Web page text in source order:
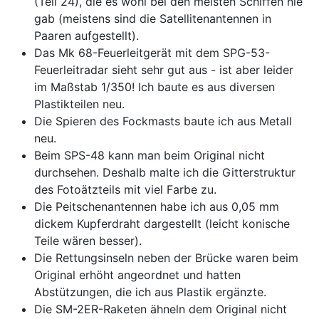
gab (meistens sind die Satellitenantennen in
Paaren aufgestellt).
Das Mk 68-Feuerleitgerät mit dem SPG-53-
Feuerleitradar sieht sehr gut aus - ist aber leider
im Maßstab 1/350! Ich baute es aus diversen
Plastikteilen neu.
Die Spieren des Fockmasts baute ich aus Metall
neu.
Beim SPS-48 kann man beim Original nicht
durchsehen. Deshalb malte ich die Gitterstruktur
des Fotoätzteils mit viel Farbe zu.
Die Peitschenantennen habe ich aus 0,05 mm
dickem Kupferdraht dargestellt (leicht konische
Teile wären besser).
Die Rettungsinseln neben der Brücke waren beim
Original erhöht angeordnet und hatten
Abstützungen, die ich aus Plastik ergänzte.
Die SM-2ER-Raketen ähneln dem Original nicht